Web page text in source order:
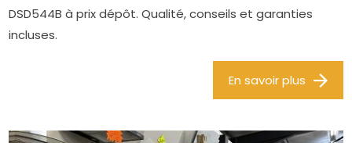
DSD544B à prix dépôt. Qualité, conseils et garanties
incluses.
En savoir plus